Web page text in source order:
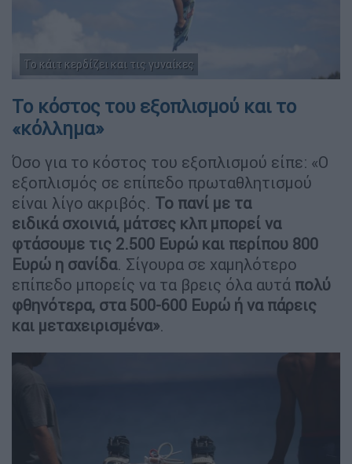
Το κάιτ κερδίζει και τις γυναίκες
Το κόστος του εξοπλισμού και το
«κόλλημα»
Όσο για το κόστος του εξοπλισμού είπε: «Ο
εξοπλισμός σε επίπεδο πρωταθλητισμού
είναι λίγο ακριβός. Το πανί με τα
ειδικά σχοινιά, μάτσες κλπ μπορεί να
φτάσουμε τις 2.500 Ευρώ και περίπου 800
Ευρώ η σανίδα. Σίγουρα σε χαμηλότερο
επίπεδο μπορείς να τα βρεις όλα αυτά πολύ
φθηνότερα, στα 500-600 Ευρώ ή να πάρεις
και μεταχειρισμένα».